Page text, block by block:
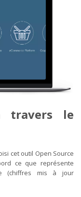
travers le
cet outil Open Source
ce que représente
(chiffres mis à jour